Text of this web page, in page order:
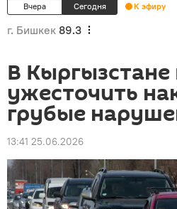
Вчера Сегодня К эфиру
г. Бишкек 89.3
В
ужесточить
грубые
13:41 25.06.2026